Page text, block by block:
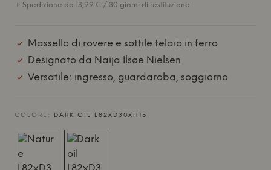
+ Spedizione da 13,99 € / 30 giorni di restituzione
Massello di rovere e sottile telaio in ferro
Designato da Naija Ilsøe Nielsen
Versatile: ingresso, guardaroba, soggiorno
COLORE: DARK OIL L82XD30XH15